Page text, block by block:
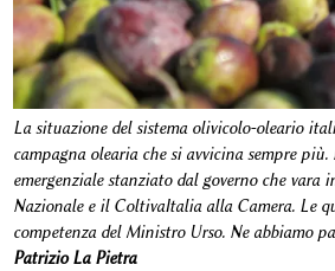
La situazione del sistema olivicolo-oleario
campagna olearia che si avvicina sempre più.
emergenziale stanziato dal governo che vara
Nazionale e il ColtivaItalia alla Camera. Le
competenza del Ministro Urso. Ne abbiamo
Patrizio La Pietra